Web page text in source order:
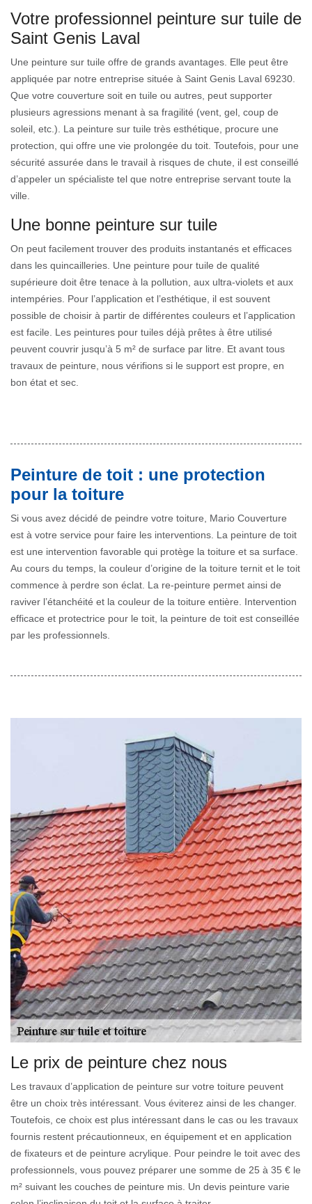
Votre professionnel peinture sur tuile de
Saint Genis Laval
Une peinture sur tuile offre de grands avantages. Elle peut être
appliquée par notre entreprise située à Saint Genis Laval 69230.
Que votre couverture soit en tuile ou autres, peut supporter
plusieurs agressions menant à sa fragilité (vent, gel, coup de
soleil, etc.). La peinture sur tuile très esthétique, procure une
protection, qui offre une vie prolongée du toit. Toutefois, pour une
sécurité assurée dans le travail à risques de chute, il est conseillé
d’appeler un spécialiste tel que notre entreprise servant toute la
ville.
Une bonne peinture sur tuile
On peut facilement trouver des produits instantanés et efficaces
dans les quincailleries. Une peinture pour tuile de qualité
supérieure doit être tenace à la pollution, aux ultra-violets et aux
intempéries. Pour l’application et l’esthétique, il est souvent
possible de choisir à partir de différentes couleurs et l’application
est facile. Les peintures pour tuiles déjà prêtes à être utilisé
peuvent couvrir jusqu’à 5 m² de surface par litre. Et avant tous
travaux de peinture, nous vérifions si le support est propre, en
bon état et sec.
Peinture de toit : une protection
pour la toiture
Si vous avez décidé de peindre votre toiture, Mario Couverture
est à votre service pour faire les interventions. La peinture de toit
est une intervention favorable qui protège la toiture et sa surface.
Au cours du temps, la couleur d’origine de la toiture ternit et le toit
commence à perdre son éclat. La re-peinture permet ainsi de
raviver l’étanchéité et la couleur de la toiture entière. Intervention
efficace et protectrice pour le toit, la peinture de toit est conseillée
par les professionnels.
Le prix de peinture chez nous
Les travaux d’application de peinture sur votre toiture peuvent
être un choix très intéressant. Vous éviterez ainsi de les changer.
Toutefois, ce choix est plus intéressant dans le cas ou les travaux
fournis restent précautionneux, en équipement et en application
de fixateurs et de peinture acrylique. Pour peindre le toit avec des
professionnels, vous pouvez préparer une somme de 25 à 35 € le
m² suivant les couches de peinture mis. Un devis peinture varie